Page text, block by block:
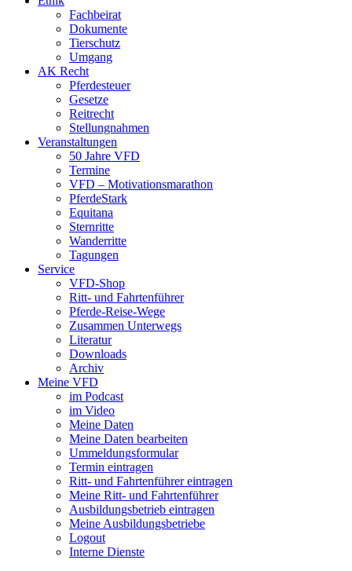
Fachbeirat
Dokumente
Tierschutz
Umgang
AK Recht
Pferdesteuer
Gesetze
Reitrecht
Stellungnahmen
Veranstaltungen
50 Jahre VFD
Termine
VFD – Motivationsmarathon
PferdeStark
Equitana
Sternritte
Wanderritte
Tagungen
Service
VFD-Shop
Ritt- und Fahrtenführer
Pferde-Reise-Wege
Zusammen Unterwegs
Literatur
Downloads
Archiv
Meine VFD
im Podcast
im Video
Meine Daten
Meine Daten bearbeiten
Ummeldungsformular
Termin eintragen
Ritt- und Fahrtenführer eintragen
Meine Ritt- und Fahrtenführer
Ausbildungsbetrieb eintragen
Meine Ausbildungsbetriebe
Logout
Interne Dienste